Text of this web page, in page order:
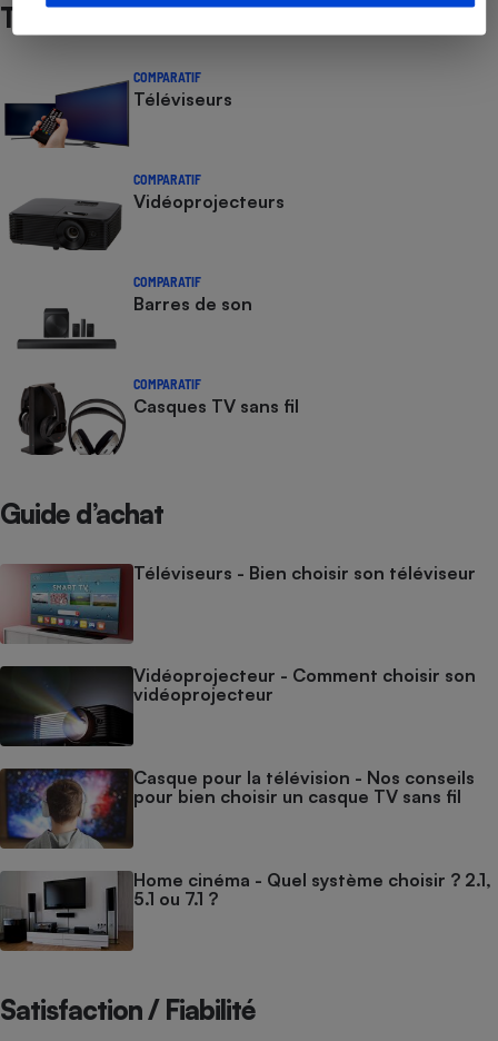
Test
COMPARATIF
Téléviseurs
COMPARATIF
Vidéoprojecteurs
COMPARATIF
Barres de son
COMPARATIF
Casques TV sans fil
Guide d’achat
Téléviseurs - Bien choisir son téléviseur
Vidéoprojecteur - Comment choisir son
vidéoprojecteur
Casque pour la télévision - Nos conseils
pour bien choisir un casque TV sans fil
Home cinéma - Quel système choisir ? 2.1,
5.1 ou 7.1 ?
Satisfaction / Fiabilité